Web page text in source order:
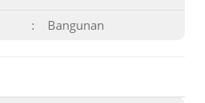
: Bangunan